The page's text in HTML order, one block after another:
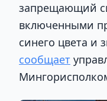
запрещающий
включенными
синего цвета и
сообщает